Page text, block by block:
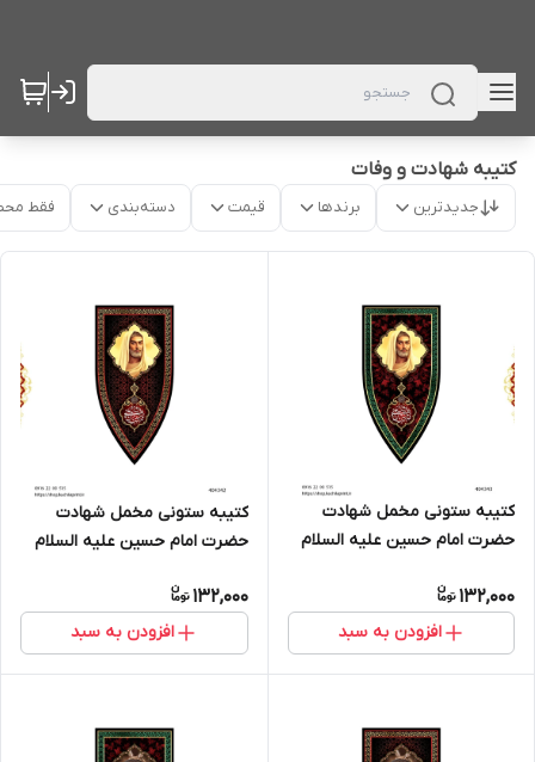
کتیبه شهادت و وفات
جدیدترین برندها قیمت دسته‌بندی فقط
کتیبه ستونی مخمل شهادت
حضرت امام حسین علیه السلام
132,000
افزودن به سبد
کتیبه ستونی مخمل شهادت
حضرت امام حسین علیه السلام
132,000
افزودن به سبد